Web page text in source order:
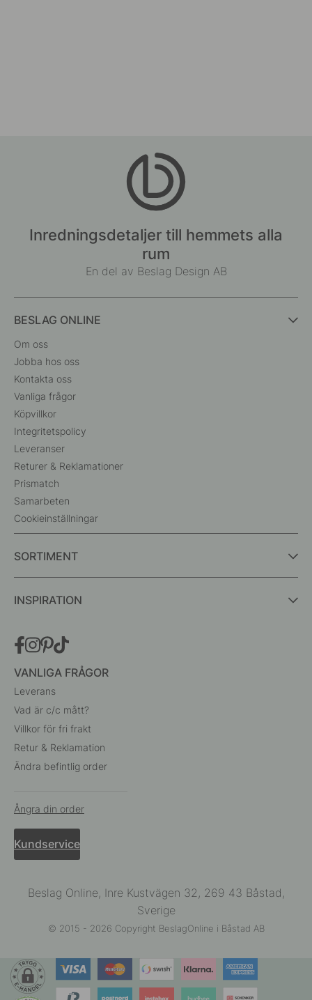
Inredningsdetaljer till hemmets alla
rum
En del av Beslag Design AB
BESLAG ONLINE
Om oss
Jobba hos oss
Kontakta oss
Vanliga frågor
Köpvillkor
Integritetspolicy
Leveranser
Returer & Reklamationer
Prismatch
Samarbeten
Cookieinställningar
SORTIMENT
INSPIRATION
VANLIGA FRÅGOR
Leverans
Vad är c/c mått?
Villkor för fri frakt
Retur & Reklamation
Ändra befintlig order
Ångra din order
Kundservice
Beslag Online, Inre Kustvägen 32, 269 43 Båstad,
Sverige
© 2015 - 2026 Copyright BeslagOnline i Båstad AB